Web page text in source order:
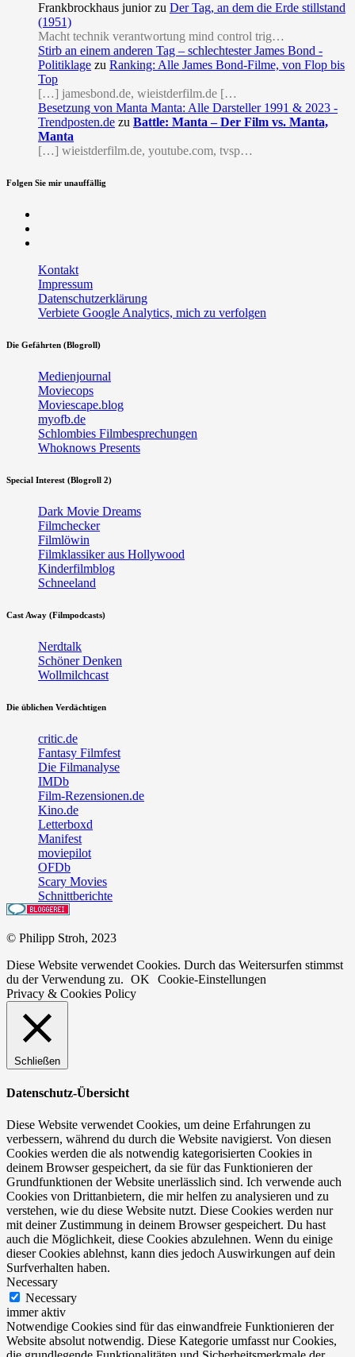
Frankbrockhaus junior zu Der Tag, an dem die Erde stillstand
(1951)
Macht technik verantwortung mind control trig…
Stirb an einem anderen Tag – schlechtester James Bond -
Politiklage zu Ranking: Alle James Bond-Filme, von Flop bis
Top
[…] jamesbond.de, wieistderfilm.de […
Besetzung von Manta Manta: Alle Darsteller 1991 & 2023 -
Trendposten.de zu Battle: Manta – Der Film vs. Manta,
Manta
[…] wieistderfilm.de, youtube.com, tvsp…
Folgen Sie mir unauffällig
Kontakt
Impressum
Datenschutzerklärung
Verbiete Google Analytics, mich zu verfolgen
Die Gefährten (Blogroll)
Medienjournal
Moviecops
Moviescape.blog
myofb.de
Schlombies Filmbesprechungen
Whoknows Presents
Special Interest (Blogroll 2)
Dark Movie Dreams
Filmchecker
Filmlöwin
Filmklassiker aus Hollywood
Kinderfilmblog
Schneeland
Cast Away (Filmpodcasts)
Nerdtalk
Schöner Denken
Wollmilchcast
Die üblichen Verdächtigen
critic.de
Fantasy Filmfest
Die Filmanalyse
IMDb
Film-Rezensionen.de
Kino.de
Letterboxd
Manifest
moviepilot
OFDb
Scary Movies
Schnittberichte
© Philipp Stroh, 2023
Diese Website verwendet Cookies. Durch das Weitersurfen stimmst
du der Verwendung zu. OK
Cookie-Einstellungen
Privacy & Cookies Policy
Schließen
Datenschutz-Übersicht
Diese Website verwendet Cookies, um deine Erfahrungen zu
verbessern, während du durch die Website navigierst. Von diesen
Cookies werden die als notwendig kategorisierten Cookies in
deinem Browser gespeichert, da sie für das Funktionieren der
Grundfunktionen der Website unerlässlich sind. Ich verwende auch
Cookies von Drittanbietern, die mir helfen zu analysieren und zu
verstehen, wie du diese Website nutzt. Diese Cookies werden nur
mit deiner Zustimmung in deinem Browser gespeichert. Du hast
auch die Möglichkeit, diese Cookies abzulehnen. Wenn du einige
dieser Cookies ablehnst, kann dies jedoch Auswirkungen auf dein
Surfverhalten haben.
Necessary
Necessary
immer aktiv
Notwendige Cookies sind für das einwandfreie Funktionieren der
Website absolut notwendig. Diese Kategorie umfasst nur Cookies,